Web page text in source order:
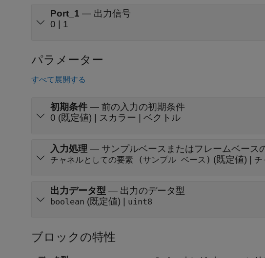
Port_1 — 出力信号
0 | 1
パラメーター
すべて展開する
初期条件 — 前の入力の初期条件
0 (既定値) | スカラー | ベクトル
入力処理 — サンプルベースまたはフレームベース
チャネルとしての要素 (サンプル ベース) (既定値) |
出力データ型 — 出力のデータ型
boolean (既定値) | uint8
ブロックの特性